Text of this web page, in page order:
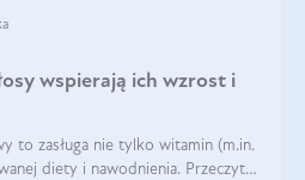
wspierają ich wzrost i
to zasługa nie tylko witamin (m.in.
diety i nawodnienia. Przeczytaj